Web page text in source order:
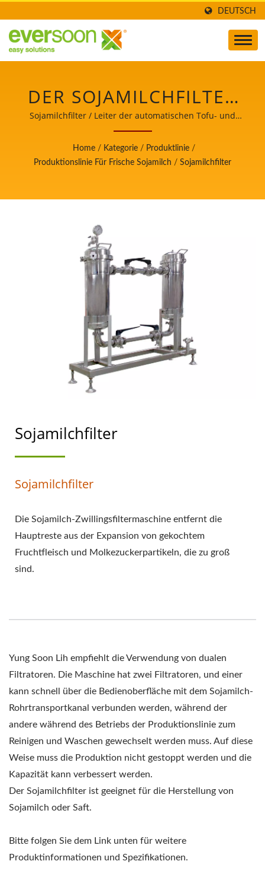
DEUTSCH
DER SOJAMILCHFILTER
IST EINE DER
MASCHINEN IN DER
FRISCHEN
AUTOMATISCHEN
TOFU- UND
MIT OBERSTER
PRIORITÄT FÜR
Sojamilchfilter / Leiter der automatischen Tofu- und
Sojamilchherstellungsmaschinen mit oberster Priorität
für Lebensmittelsicherheit.
Home / Kategorie / Produktlinie /
Produktionslinie Für Frische Sojamilch / Sojamilchfilter
Sojamilchfilter
Sojamilchfilter
Die Sojamilch-Zwillingsfiltermaschine entfernt die
Hauptreste aus der Expansion von gekochtem
Fruchtfleisch und Molkezuckerpartikeln, die zu groß
sind.
Yung Soon Lih empfiehlt die Verwendung von dualen
Filtratoren. Die Maschine hat zwei Filtratoren, und einer
kann schnell über die Bedienoberfläche mit dem Sojamilch-
Rohrtransportkanal verbunden werden, während der
andere während des Betriebs der Produktionslinie zum
Reinigen und Waschen gewechselt werden muss. Auf diese
Weise muss die Produktion nicht gestoppt werden und die
Kapazität kann verbessert werden.
Der Sojamilchfilter ist geeignet für die Herstellung von
Sojamilch oder Saft.
Bitte folgen Sie dem Link unten für weitere
Produktinformationen und Spezifikationen.